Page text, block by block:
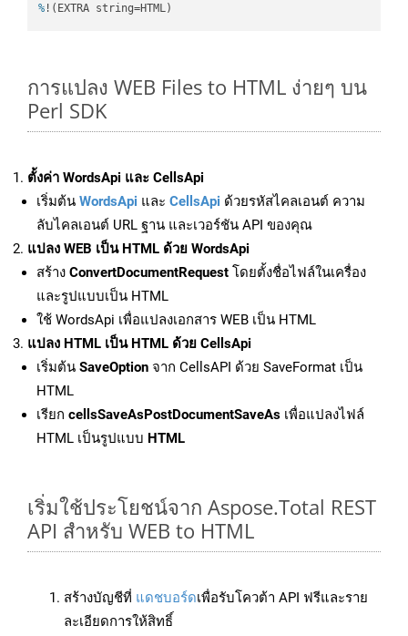
% !(EXTRA string=HTML)
การแปลง WEB Files to HTML ง่ายๆ บน
Perl SDK
ตั้งค่า WordsApi และ CellsApi
เริ่มต้น WordsApi และ CellsApi ด้วยรหัสไคลเอนต์ ความ
ลับไคลเอนต์ URL ฐาน และเวอร์ชัน API ของคุณ
แปลง WEB เป็น HTML ด้วย WordsApi
สร้าง ConvertDocumentRequest โดยตั้งชื่อไฟล์ในเครื่อง
และรูปแบบเป็น HTML
ใช้ WordsApi เพื่อแปลงเอกสาร WEB เป็น HTML
แปลง HTML เป็น HTML ด้วย CellsApi
เริ่มต้น SaveOption จาก CellsAPI ด้วย SaveFormat เป็น
HTML
เรียก cellsSaveAsPostDocumentSaveAs เพื่อแปลงไฟล์
HTML เป็นรูปแบบ HTML
เริ่มใช้ประโยชน์จาก Aspose.Total REST
API สำหรับ WEB to HTML
สร้างบัญชีที่ แดชบอร์ดเพื่อรับโควต้า API ฟรีและราย
ละเอียดการให้สิทธิ์